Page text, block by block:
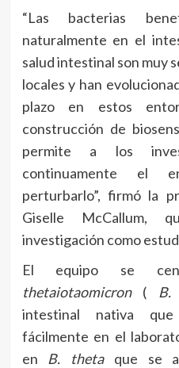
“Las bacterias
naturalmente en el
salud intestinal son muy
locales y han
plazo en estos
construcción de
permite a los
continuamente el
perturbarlo”, firmó la
Giselle McCallum,
investigación como
El equipo se
thetaiotaomicron( B.
intestinal nativa
fácilmente en el
en B. thetaque se